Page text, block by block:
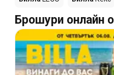
Брошури онлайн